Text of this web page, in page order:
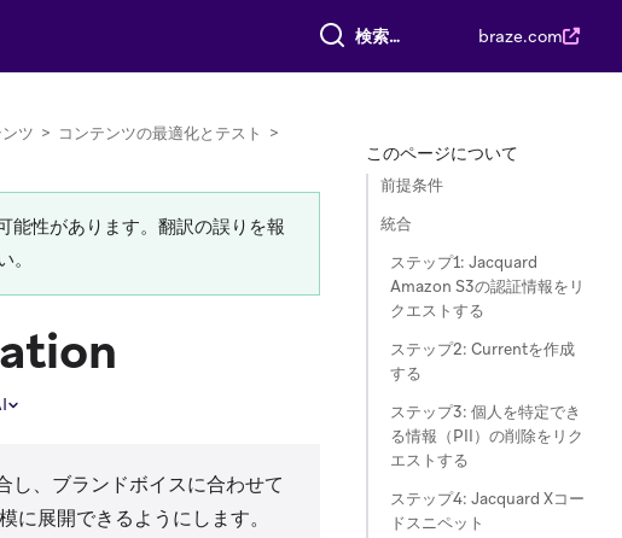
すべて検索 braze.com
ツ > コンテンツの最適化とテスト >
能性があります。翻訳の誤りを報
し、ブランドボイスに合わせて
展開できるようにします。
このページについて
前提条件
統合
ステップ1: Jacquard
Amazon S3の認証情報をリ
クエストする
ステップ2: Currentを作成
する
ステップ3: 個人を特定でき
る情報（PII）の削除をリク
エストする
ステップ4: Jacquard Xコー
ドスニペット